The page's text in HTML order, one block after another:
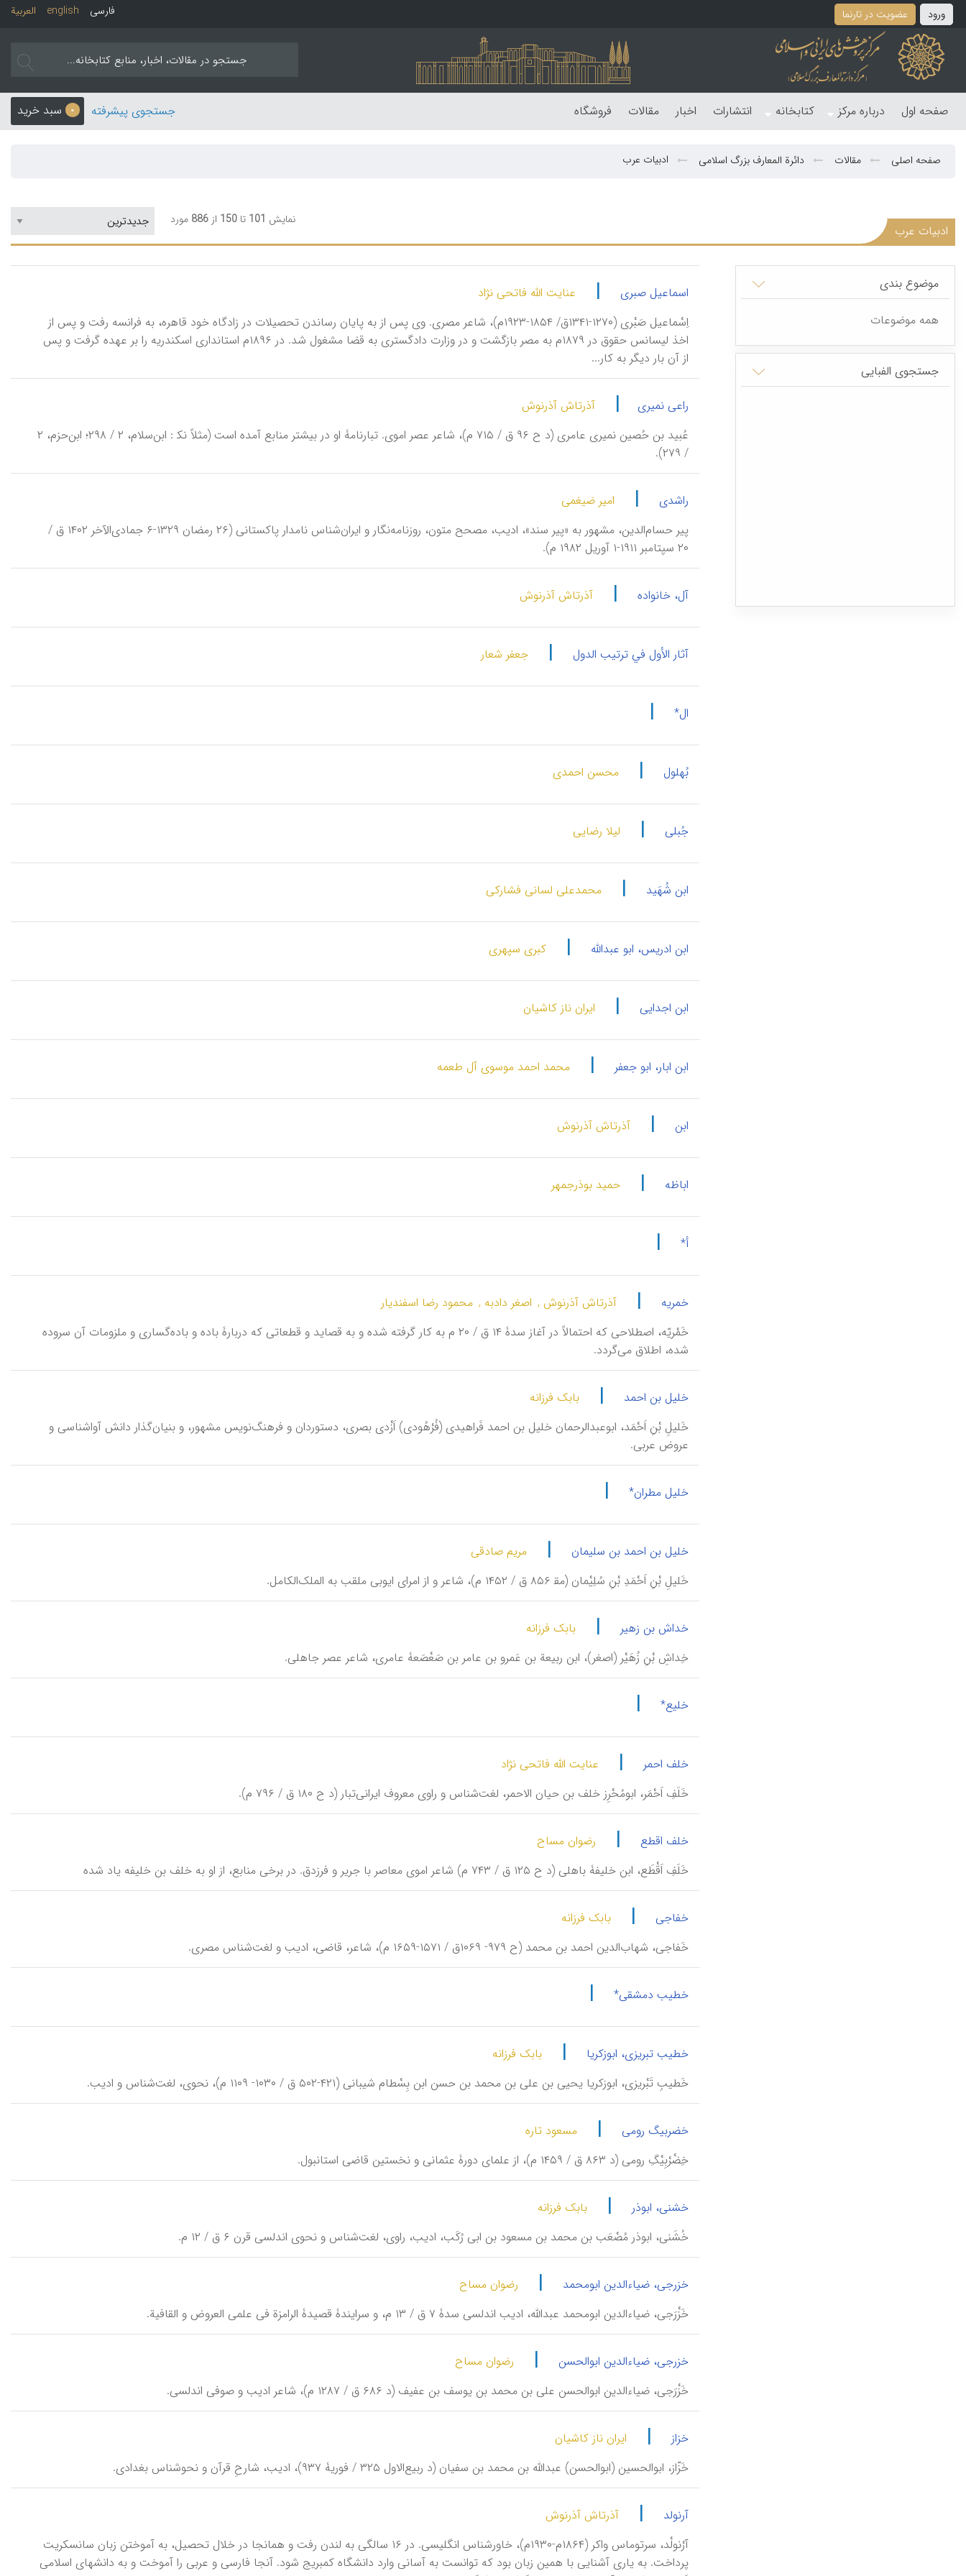
ورود عضویت در تارنما العربیة english فارسی
صفحه اول درباره مرکز کتابخانه انتشارات اخبار مقالات فروشگاه 0 سبد خرید جستجوی پیشرفته
صفحه اصلی مقالات دائرة المعارف بزرگ اسلامی ادبیات عرب
ادبیات عرب
نمایش 101 تا 150 از 886 مورد
موضوع بندی
همه موضوعات
جستجوی الفبایی
اسماعیل صبری |
عنایت الله فاتحی نژاد
اِسْماعیل‌ صَبْری‌ (۱۲۷۰-۱۳۴۱ق‌/ ۱۸۵۴-۱۹۲۳م‌)، شاعر مصری‌. وی‌ پس‌ از به‌ پایان‌ رساندن‌ تحصیلات‌ در زادگاه‌ خود قاهره‌، به‌ فرانسه‌ رفت‌ و پس‌ از
اخذ لیسانس‌ حقوق‌ در ۱۸۷۹م‌ به‌ مصر بازگشت‌ و در وزارت‌ دادگستری‌ به‌ قضا مشغول‌ شد. در ۱۸۹۶م‌ استانداری‌ اسكندریه‌ را بر عهده‌ گرفت‌ و پس‌
از آن‌ بار دیگر به‌ كار...
راعی نمیری |
آذرتاش آذرنوش
عُبید بن حُصین نمیری عامری (د ح ۹۶ ق / ۷۱۵ م)، شاعر عصر اموی. تبارنامۀ او در بیشتر منابع آمده است (مثلاً نک‍ : ابن‌سلام، ۲ / ۲۹۸؛ ابن‌حزم، ۲
/ ۲۷۹).
راشدی |
امیر ضیغمی
پیر حسام‌الدین، مشهور به «پیر سند»، ادیب، مصحح متون، روزنامه‌نگار و ایران‌شناس نامدار پاکستانی (۲۶ رمضان ۱۳۲۹-۶ جمادی‌الآخر ۱۴۰۲ ق /
۲۰ سپتامبر ۱۹۱۱-۱ آوریل ۱۹۸۲ م).
آل، خانواده | آذرتاش آذرنوش
آثار الأول في ترتیب الدول | جعفر شعار
ال* |
بُهلول | محسن احمدی
جُبلی | لیلا رضایی
ابن شُهَید | محمدعلی لسانی فشارکی
ابن ادریس، ابو عبدالله | کبری سپهری
ابن اجدایی | ایران ناز کاشیان
ابن ابار، ابو جعفر | محمد احمد موسوی آل طعمه
ابن | آذرتاش آذرنوش
اباظه | حمید بوذرجمهر
أ* |
خمریه | آذرتاش آذرنوش , اصغر دادبه , محمود رضا اسفندیار
خَمْریّه، اصطلاحی که احتمالاً در آغاز سدۀ ۱۴ ق / ۲۰ م به کار گرفته شده و به قصاید و قطعاتی که دربارۀ باده و باده‌گساری و ملزومات آن سروده
شده، اطلاق می‌گردد.
خلیل بن احمد |
بابک فرزانه
خَلیلِ بْنِ اَحْمَد، ابوعبدالرحمان خلیل بن احمد فَراهیدی (فُرْهُودی) اَزْدی بصری، دستور‌دان و فرهنگ‌نویس مشهور، و بنیان‌گذار دانش‌ آواشناسی و
عروض عربی.
خلیل مطران* |
خلیل بن احمد بن سلیمان |
مریم صادقی
خَلیلِ بْنِ اَحْمَدِ بْنِ سُلِیْمان (مق‍ ۸۵۶ ق / ۱۴۵۲ م)، شاعر و از امرای ایوبی ملقب به الملک‌الکامل.
خداش بن زهیر |
بابک فرزانه
خِداشِ بْنِ زُهَیْر (اصغر)، ابن ربیعة بن عَمرو بن عامر بن صَعْصَعۀ عامری، شاعر عصر جاهلی.
خلیع* |
خلف احمر |
عنایت الله فاتحی نژاد
خَلَفِ اَحْمَر، ابومُحْرِز خلف بن حیان الاحمر، لغت‌شناس و راوی معروف ایرانی‌تبار (د ح ۱۸۰ ق / ۷۹۶ م).
خلف اقطع |
رضوان مساح
خَلَفِ اَقْطَع، ابن خلیفۀ باهلی (د ح ۱۲۵ ق / ۷۴۳ م) شاعر اموی معاصر با جریر و فرزدق. در برخی منابع، از او به خلف بن خلیفه یاد شده
خفاجی |
بابک فرزانه
خَفاجی، شهاب‌الدین احمد بن محمد (ح ۹۷۹- ۱۰۶۹ق / ۱۵۷۱-۱۶۵۹ م)، شاعر، قاضی، ادیب و لغت‌شناس مصری.
خطیب دمشقی* |
خطیب تبریزی، ابوزکریا |
بابک فرزانه
خَطیبِ تَبْریزی، ابوزکریا یحیی بن علی بن محمد بن حسن ابن بِسْطام شیبانی (۴۲۱-۵۰۲ ق / ۱۰۳۰- ۱۱۰۹ م)، نحوی، لغت‌شناس و ادیب.
خضربیگ رومی |
مسعود تاره
خِضْرْبِیْگِ رومی (د ۸۶۳ ق / ۱۴۵۹ م)، از علمای دورۀ عثمانی و نخستین قاضی استانبول.
خشنی، ابوذر |
بابک فرزانه
خُشَنی، ابوذر مُصْعَب بن محمد بن مسعود بن ابی رُکَب، ادیب، راوی، لغت‌شناس و نحوی اندلسی قرن ۶ ق / ۱۲ م.
خزرجی، ضیاءالدین ابومحمد |
رضوان مساح
خَزْرَجی، ضیاء‌الدین ابومحمد عبد‌الله، ادیب اندلسی سدۀ ۷ ق / ۱۳ م، و سرایندۀ قصیدۀ الرامزة فی علمی العروض و القافیة.
خزرجی، ضیاءالدین ابوالحسن |
رضوان مساح
خَزْرَجی، ضیاء‌الدین ابوالحسن علی بن محمد بن یوسف بن عفیف (د ۶۸۶ ق / ۱۲۸۷ م)، شاعر ادیب و صوفی اندلسی.
خزاز |
ایران ناز کاشیان
خَزّاز، ابوالحسین (ابوالحسن) عبد‌الله بن محمد بن سفیان (د ربیع‌الاول ۳۲۵ / فوریۀ ۹۳۷)، ادیب، شارحِ قرآن و نحوشناس بغدادی.
آرنولد |
آذرتاش آذرنوش
آرْنولْد، سرتوماس واکر (۱۸۶۴م-۱۹۳۰م)، خاورشناس انگلیسی. در ۱۶ سالگی به لندن رفت و همان‎جا در خلال تحصیل، به آموختن زبان سانسکریت
پرداخت. به یاری آشنایی با همین زبان بود که توانست به آسانی وارد دانشگاه کمبریج شود. آنجا فارسی و عربی را آموخت و به دانشهای اسلامی